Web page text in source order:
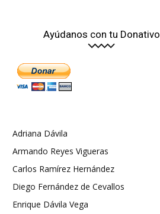
Ayúdanos con tu Donativo
Adriana Dávila
Armando Reyes Vigueras
Carlos Ramírez Hernández
Diego Fernández de Cevallos
Enrique Dávila Vega